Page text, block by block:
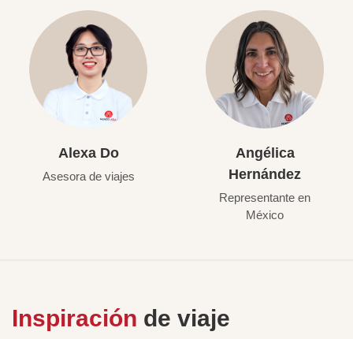
Alexa Do
Asesora de viajes
Angélica
Hernández
Representante en
México
Inspiración de viaje